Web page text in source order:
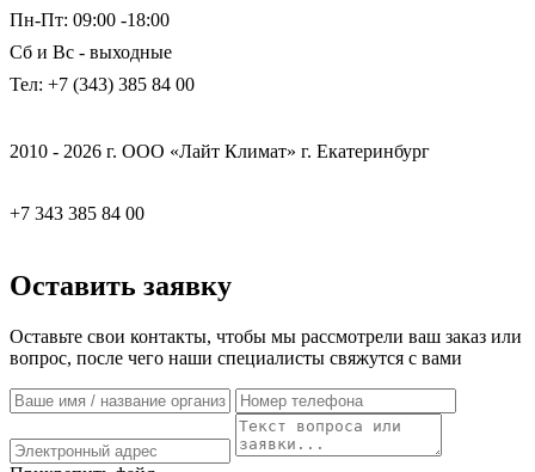
Пн-Пт: 09:00 -18:00
Сб и Вс - выходные
Тел: +7 (343) 385 84 00
2010 - 2026 г. ООО «Лайт Климат» г. Екатеринбург
+7 343 385 84 00
Оставить заявку
Оставьте свои контакты, чтобы мы рассмотрели ваш заказ или
вопрос, после чего наши специалисты свяжутся с вами